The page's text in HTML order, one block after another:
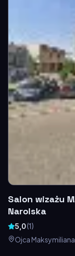
Salon wizażu
Narolska
5,0(1)
Ojca